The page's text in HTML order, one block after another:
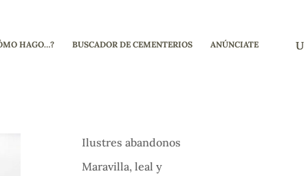
HAGO…? BUSCADOR DE CEMENTERIOS ANÚNCIATE
Ilustres abandonos
Maravilla, leal y